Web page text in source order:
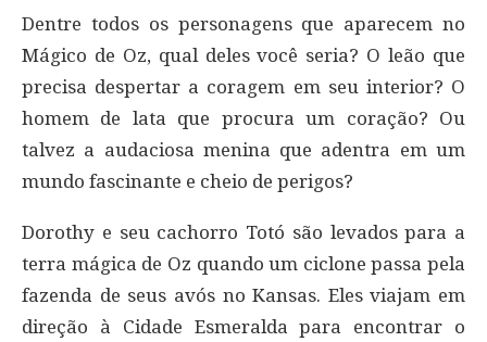
Dentre todos os personagens que aparecem no
Mágico de Oz, qual deles você seria? O leão que
precisa despertar a coragem em seu interior? O
homem de lata que procura um coração? Ou
talvez a audaciosa menina que adentra em um
mundo fascinante e cheio de perigos?
Dorothy e seu cachorro Totó são levados para a
terra mágica de Oz quando um ciclone passa pela
fazenda de seus avós no Kansas. Eles viajam em
direção à Cidade Esmeralda para encontrar o